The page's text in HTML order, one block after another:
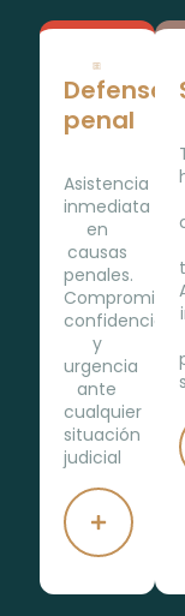
Defensa
penal
Asistencia
inmediata
en
causas
penales.
Compromiso,
y
urgencia
ante
cualquier
situación
judicial